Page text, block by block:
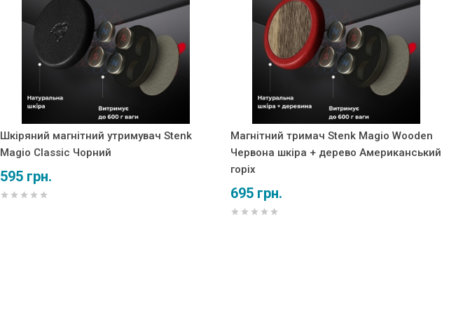
Шкіряний магнітний утримувач Stenk
Magio Classic Чорний
595 грн.
Магнітний тримач Stenk Magio Wooden
Червона шкіра + дерево Американський
горіх
695 грн.